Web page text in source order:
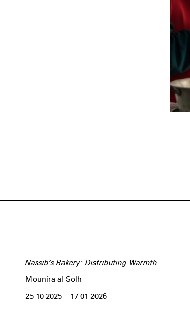
Nassib’s Bakery: Distributing Warmth
Mounira al Solh
25 10 2025 – 17 01 2026